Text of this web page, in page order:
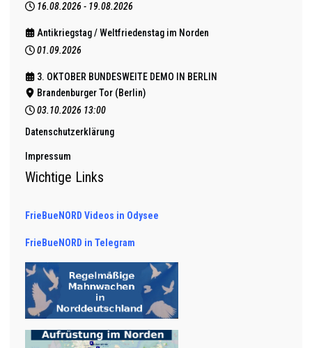
16.08.2026 - 19.08.2026
Antikriegstag / Weltfriedenstag im Norden
01.09.2026
3. OKTOBER BUNDESWEITE DEMO IN BERLIN
Brandenburger Tor (Berlin)
03.10.2026 13:00
Datenschutzerklärung
Impressum
Wichtige Links
FrieBueNORD Videos in Odysee
FrieBueNORD in Telegram